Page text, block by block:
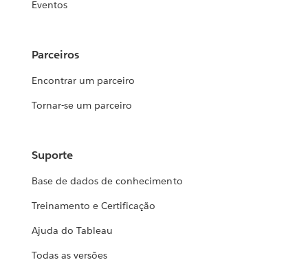
Eventos
Parceiros
Encontrar um parceiro
Tornar-se um parceiro
Suporte
Base de dados de conhecimento
Treinamento e Certificação
Ajuda do Tableau
Todas as versões